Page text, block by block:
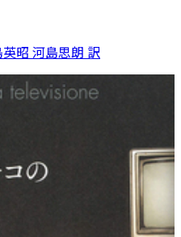
昭 河島思朗 訳